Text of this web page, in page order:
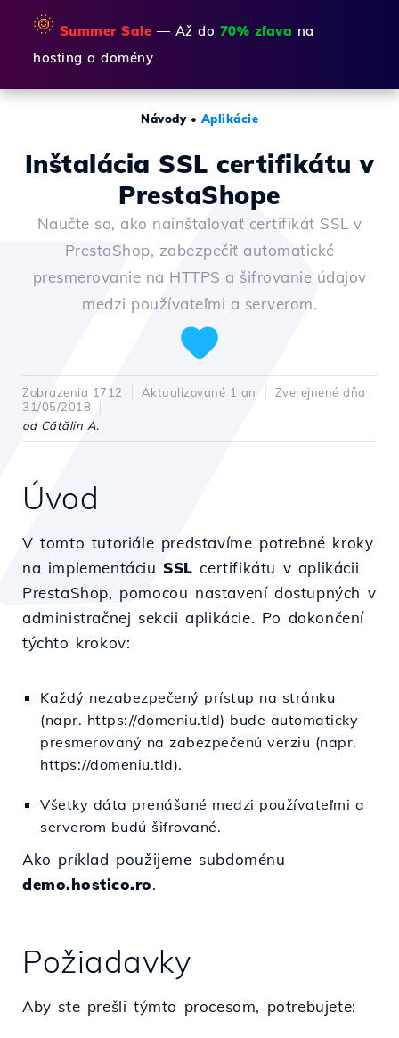
🌞 Summer Sale — Až do 70% zľava na
hosting a domény
Návody• Aplikácie
Inštalácia SSL certifikátu v
PrestaShope
Naučte sa, ako nainštalovať certifikát SSL v
PrestaShop, zabezpečiť automatické
presmerovanie na HTTPS a šifrovanie údajov
medzi používateľmi a serverom.
Zobrazenia 1712 Aktualizované 1 an
Zverejnené dňa
31/05/2018
od Cătălin A.
Úvod
V tomto tutoriále predstavíme potrebné kroky
na implementáciuSSL certifikátu v aplikácii
PrestaShop, pomocou nastavení dostupných v
administračnej sekcii aplikácie. Po dokončení
týchto krokov:
Každý nezabezpečený prístup na stránku
(napr. https://domeniu.tld) bude automaticky
presmerovaný na zabezpečenú verziu (napr.
https://domeniu.tld).
Všetky dáta prenášané medzi používateľmi a
serverom budú šifrované.
Ako príklad použijeme subdoménu
demo.hostico.ro.
Požiadavky
Aby ste prešli týmto procesom, potrebujete: